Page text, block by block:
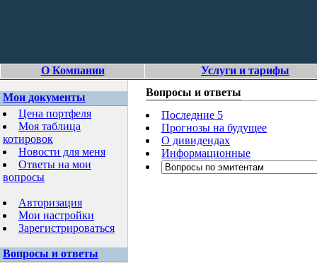
О Компании Услуги и тарифы
Мои документы
Цена портфеля
Моя таблица
котировок
Новости для меня
Ответы на мои
вопросы
Авторизация
Мои настройки
Зарегистрироваться
Вопросы и ответы
Вопросы и ответы
Последние 5
Прогнозы на будущее
О дивидендах
Информационные